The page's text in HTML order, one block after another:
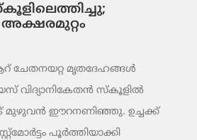
അക്ഷരമുറ്റം
ചേതനയറ്റ മൃതദേഹങ്ങള്‍
വിദ്യാനികേതന്‍ സ്‌കൂളില്‍
മുഴുവന്‍ ഈറനണിഞ്ഞു. ഉച്ചക്ക്
പൂര്‍ത്തിയാക്കി